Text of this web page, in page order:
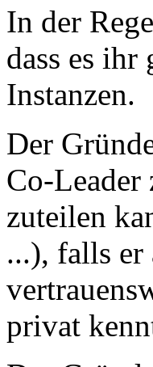
In der
dass es ihr
Instanzen.
Der
Co-Leader
zuteilen
...), falls er
privat